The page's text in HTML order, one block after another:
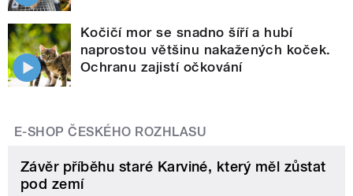
Kočičí mor se snadno šíří a hubí
naprostou většinu nakažených koček.
Ochranu zajistí očkování
E-SHOP ČESKÉHO ROZHLASU
Závěr příběhu staré Karviné, který měl zůstat
pod zemí